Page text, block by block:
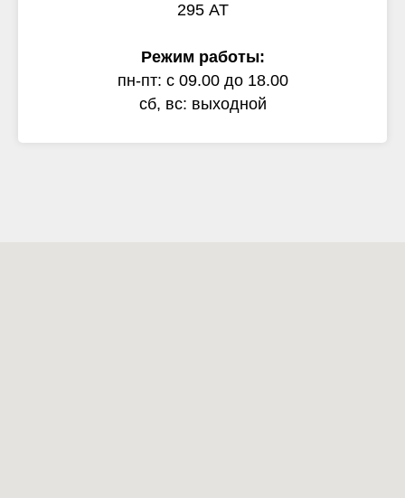
295 АТ
Режим работы:
пн-пт: с 09.00 до 18.00
сб, вс: выходной